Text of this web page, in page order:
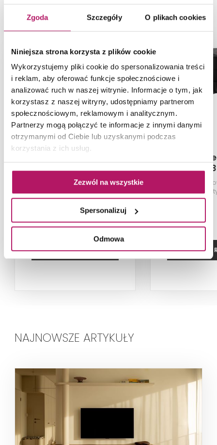
Zgoda Szczegóły O plikach cookies
Niniejsza strona korzysta z plików cookie
Wykorzystujemy pliki cookie do spersonalizowania treści
i reklam, aby oferować funkcje społecznościowe i
analizować ruch w naszej witrynie. Informacje o tym, jak
korzystasz z naszej witryny, udostępniamy partnerom
społecznościowym, reklamowym i analitycznym.
Partnerzy mogą połączyć te informacje z innymi danymi
otrzymanymi od Ciebie lub uzyskanymi podczas
korzystania z ich usług.
Zezwól na wszystkie
Spersonalizuj
Odmowa
PRODUKTY Z KOLEKCJI
72649000
Jednouchwytowa bateria
prysznicowa, montaż
podtynkowy, chrom
ZOBACZ PRODUKT
wannowa
zakresami
ZOBACZ
NAJNOWSZE ARTYKUŁY